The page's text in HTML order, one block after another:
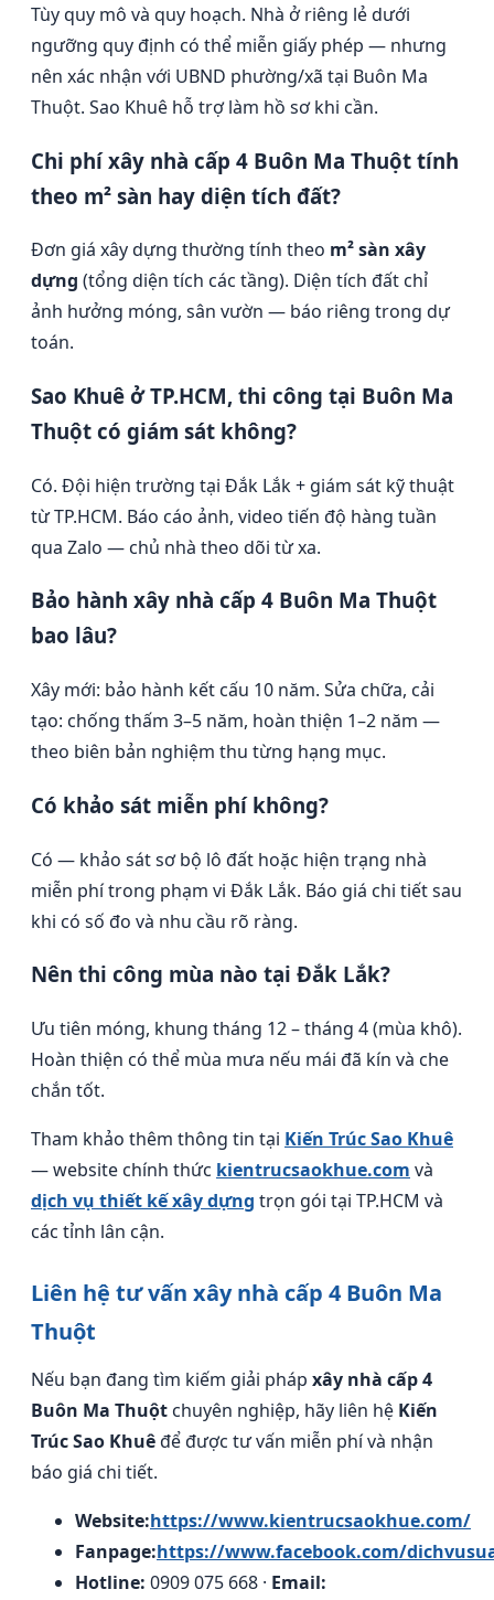
Tùy quy mô và quy hoạch. Nhà ở riêng lẻ dưới
ngưỡng quy định có thể miễn giấy phép — nhưng
nên xác nhận với UBND phường/xã tại Buôn Ma
Thuột. Sao Khuê hỗ trợ làm hồ sơ khi cần.
Chi phí xây nhà cấp 4 Buôn Ma Thuột tính
theo m² sàn hay diện tích đất?
Đơn giá xây dựng thường tính theo m² sàn xây
dựng (tổng diện tích các tầng). Diện tích đất chỉ
ảnh hưởng móng, sân vườn — báo riêng trong dự
toán.
Sao Khuê ở TP.HCM, thi công tại Buôn Ma
Thuột có giám sát không?
Có. Đội hiện trường tại Đắk Lắk + giám sát kỹ thuật
từ TP.HCM. Báo cáo ảnh, video tiến độ hàng tuần
qua Zalo — chủ nhà theo dõi từ xa.
Bảo hành xây nhà cấp 4 Buôn Ma Thuột
bao lâu?
Xây mới: bảo hành kết cấu 10 năm. Sửa chữa, cải
tạo: chống thấm 3–5 năm, hoàn thiện 1–2 năm —
theo biên bản nghiệm thu từng hạng mục.
Có khảo sát miễn phí không?
Có — khảo sát sơ bộ lô đất hoặc hiện trạng nhà
miễn phí trong phạm vi Đắk Lắk. Báo giá chi tiết sau
khi có số đo và nhu cầu rõ ràng.
Nên thi công mùa nào tại Đắk Lắk?
Ưu tiên móng, khung tháng 12 – tháng 4 (mùa khô).
Hoàn thiện có thể mùa mưa nếu mái đã kín và che
chắn tốt.
Tham khảo thêm thông tin tại Kiến Trúc Sao Khuê
— website chính thức kientrucsaokhue.com và
dịch vụ thiết kế xây dựng trọn gói tại TP.HCM và
các tỉnh lân cận.
Liên hệ tư vấn xây nhà cấp 4 Buôn Ma
Thuột
Nếu bạn đang tìm kiếm giải pháp xây nhà cấp 4
Buôn Ma Thuột chuyên nghiệp, hãy liên hệ Kiến
Trúc Sao Khuêđể được tư vấn miễn phí và nhận
báo giá chi tiết.
Website:https://www.kientrucsaokhue.com/
Fanpage:https://www.facebook.com/
Hotline: 0909 075 668 · Email: